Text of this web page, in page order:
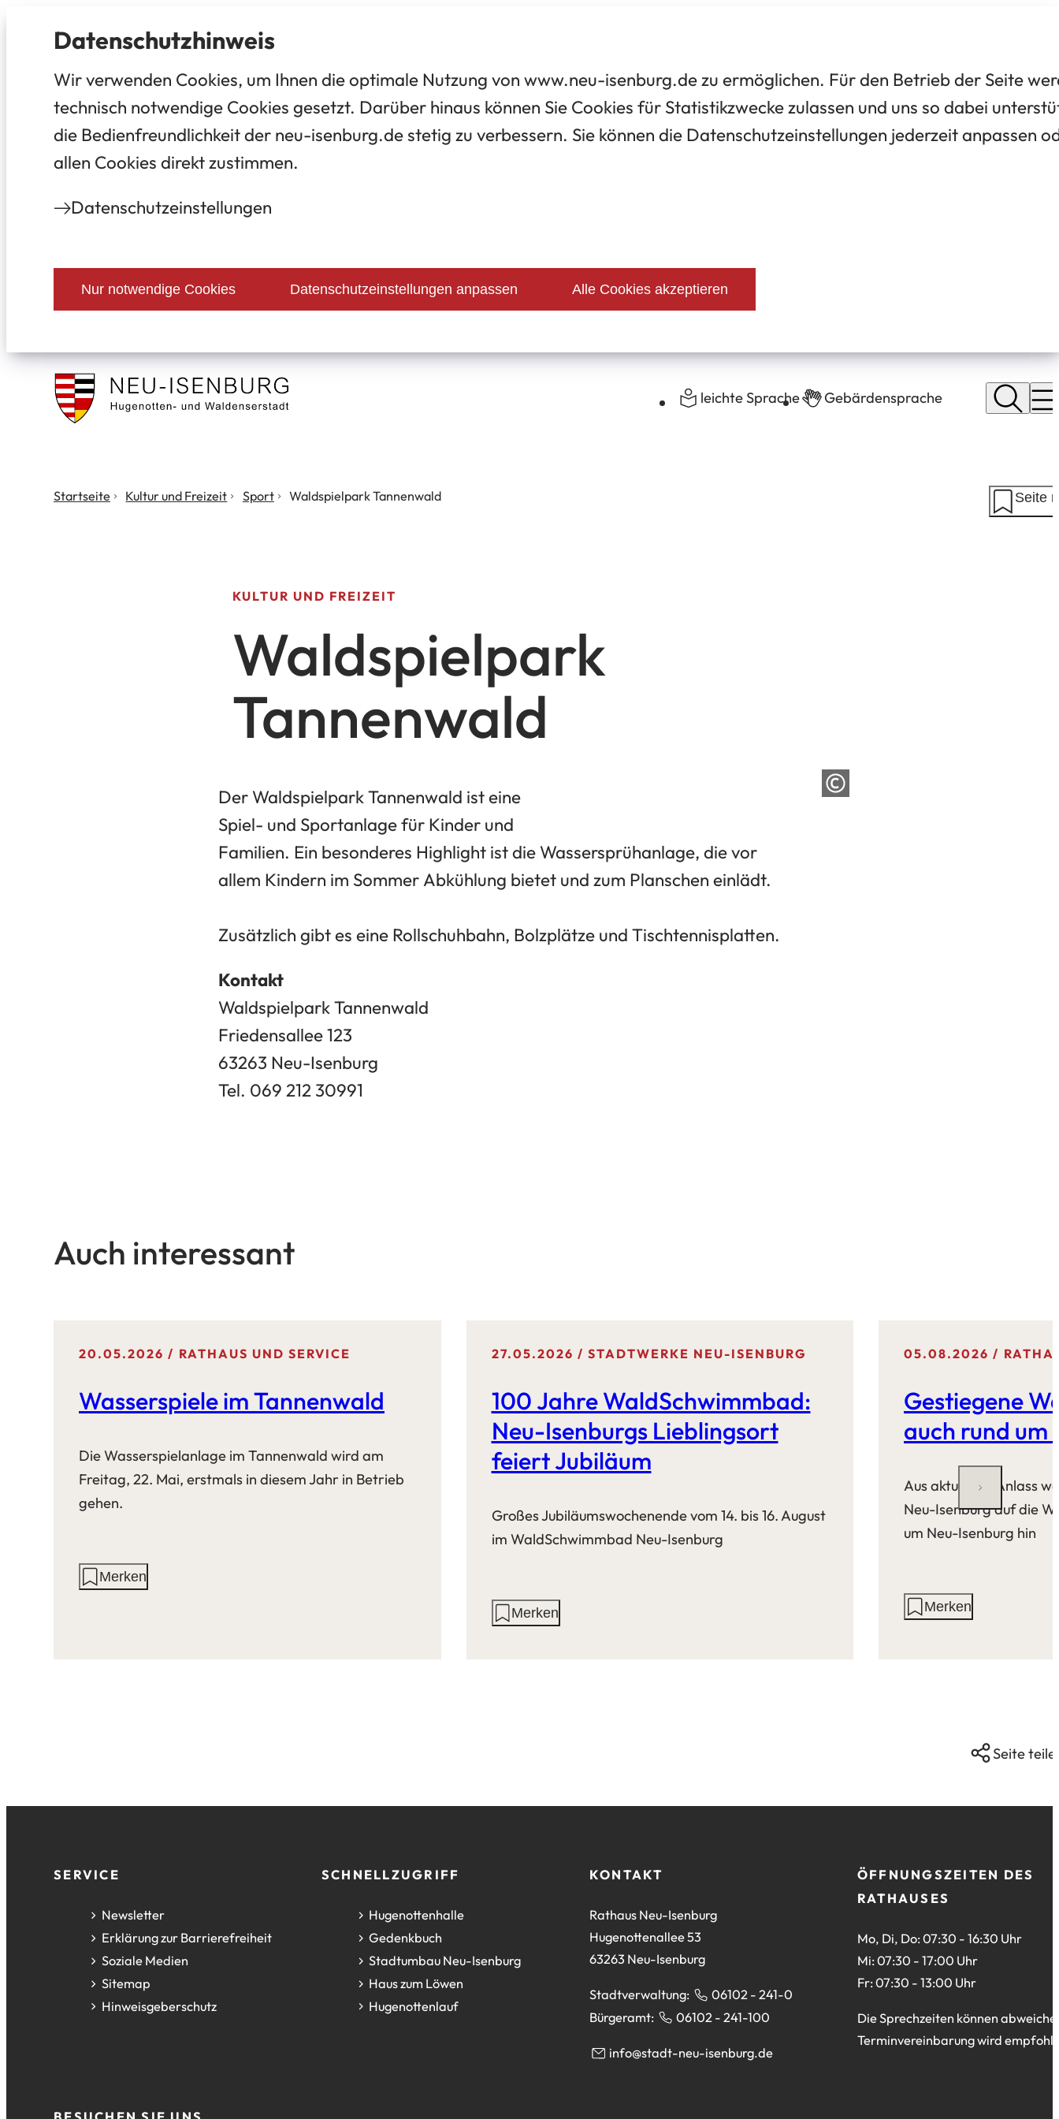
Datenschutz­hinweis
Wir verwenden Cookies, um Ihnen die optimale Nutzung von www.neu-isenburg.de zu ermöglichen. Für den Betrieb der Seite
technisch notwendige Cookies gesetzt. Darüber hinaus können Sie Cookies für Statistikzwecke zulassen und uns so dabei
die Bedienfreundlichkeit der neu-isenburg.de stetig zu verbessern. Sie können die Datenschutzeinstellungen jederzeit anpassen
allen Cookies direkt zustimmen.
Datenschutz­einstellungen
Nur notwendige Cookies Datenschutzeinstellungen anpassen Alle Cookies akzeptieren
Stadt
Isenburg
leichte Sprache Gebärdensprache
Startseite Kultur und Freizeit Sport Waldspielpark Tannenwald Seite
KULTUR UND FREIZEIT
Waldspielpark
Tannenwald
Der Waldspielpark Tannenwald ist eine
Spiel- und Sportanlage für Kinder und
Familien. Ein besonderes Highlight ist die Wassersprühanlage, die vor
allem Kindern im Sommer Abkühlung bietet und zum Planschen einlädt.
Zusätzlich gibt es eine Rollschuhbahn, Bolzplätze und Tischtennisplatten.
Kontakt
Waldspielpark Tannenwald
Friedensallee 123
63263 Neu-Isenburg
Tel. 069 212 30991
Auch interessant
20.05.2026 RATHAUS UND SERVICE
Wasserspiele im Tannenwald
Die Wasserspielanlage im Tannenwald wird am
Freitag, 22. Mai, erstmals in diesem Jahr in Betrieb
gehen.
AktionenMerken
27.05.2026 STADTWERKE NEU-ISENBURG
100 Jahre WaldSchwimmbad:
Neu-Isenburgs Lieblingsort
feiert Jubiläum
Großes Jubiläumswochenende vom 14. bis 16. August
im WaldSchwimmbad Neu-Isenburg
AktionenMerken
05.08.2026
Gestiegene
auch rund um
Aus aktuellem Anlass
Neu-Isenburg auf die
um Neu-Isenburg hin
AktionenMerken
Seite
FußzeileSERVICE
Newsletter
Erklärung zur Barrierefreiheit
Soziale Medien
Sitemap
Hinweisgeberschutz
SCHNELLZUGRIFF
Hugenottenhalle
(Öffnet
in
einem
neuen
Tab)
Gedenkbuch
(Öffnet
in
einem
neuen
Stadtumbau Neu-Isenburg
(Öffnet
in
einem
Haus zum Löwen
(Öffnet
in Hugenottenlauf
(Öffnet
KONTAKT
Rathaus Neu-Isenburg
Hugenottenallee 53
63263 Neu-Isenburg
Stadtverwaltung:
06102 - 241-0
Bürgeramt:
06102 - 241-100
info stadt-neu-isenburg de
ÖFFNUNGSZEITEN DES
RATHAUSES
Mo, Di, Do: 07:30 - 16:30 Uhr
Mi: 07:30 - 17:00 Uhr
Fr: 07:30 - 13:00 Uhr
Die Sprechzeiten können
Terminvereinbarung wird